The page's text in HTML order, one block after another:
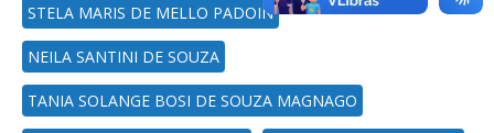
STELA MARIS DE MELLO PADOIN
NEILA SANTINI DE SOUZA
TANIA SOLANGE BOSI DE SOUZA MAGNAGO